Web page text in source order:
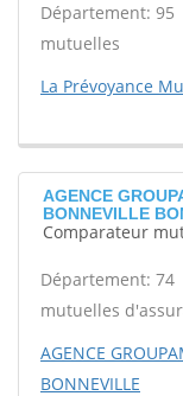
Département: 95
mutuelles
La Prévoyance
AGENCE
BONNEVILLE
Comparateur
Département: 74
mutuelles
AGENCE
BONNEVILLE